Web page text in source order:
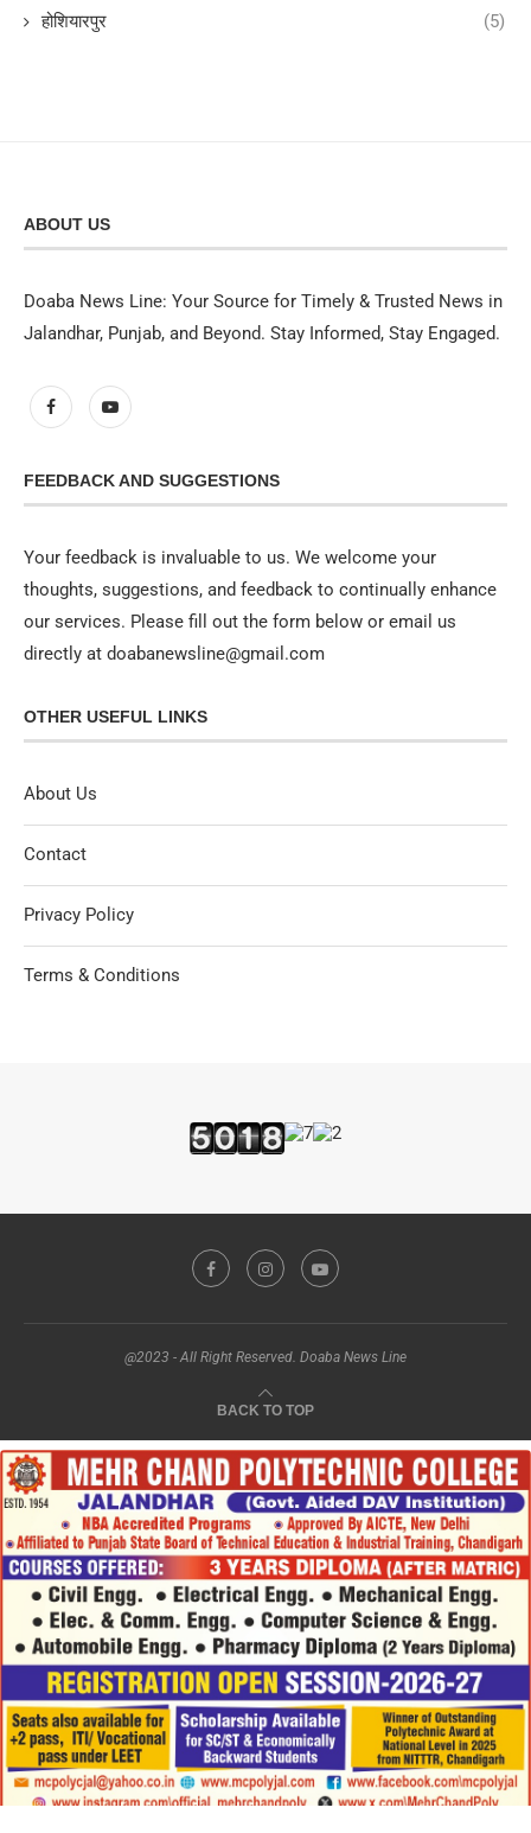
होशियारपुर (5)
ABOUT US
Doaba News Line: Your Source for Timely & Trusted News in
Jalandhar, Punjab, and Beyond. Stay Informed, Stay Engaged.
FEEDBACK AND SUGGESTIONS
Your feedback is invaluable to us. We welcome your
thoughts, suggestions, and feedback to continually enhance
our services. Please fill out the form below or email us
directly at doabanewsline@gmail.com
OTHER USEFUL LINKS
About Us
Contact
Privacy Policy
Terms & Conditions
@2023 - All Right Reserved. Doaba News Line
BACK TO TOP